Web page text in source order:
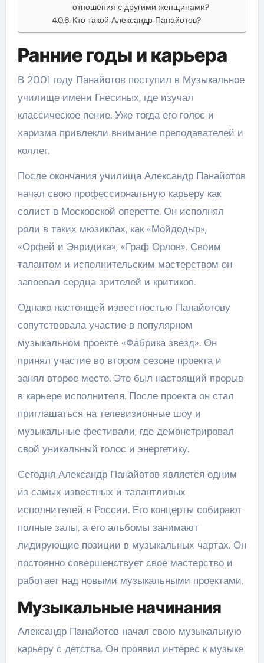
отношения с другими женщинами?
Кто такой Александр Панайотов?
Ранние годы и карьера
В 2001 году Панайотов поступил в Музыкальное
училище имени Гнесиных, где изучал
классическое пение. Уже тогда его голос и
харизма привлекли внимание преподавателей и
коллег.
После окончания училища Александр Панайотов
начал свою профессиональную карьеру как
солист в Московской оперетте. Он исполнял
роли в таких мюзиклах, как «Мойдодыр»,
«Орфей и Эвридика», «Граф Орлов». Своим
талантом и исполнительским мастерством он
завоевал сердца зрителей и критиков.
Однако настоящей известностью Панайотову
сопутствовала участие в популярном
музыкальном проекте «Фабрика звезд». Он
принял участие во втором сезоне проекта и
занял второе место. Это был настоящий прорыв
в карьере исполнителя. После проекта он стал
приглашаться на телевизионные шоу и
музыкальные фестивали, где демонстрировал
свой уникальный голос и энергетику.
Сегодня Александр Панайотов является одним
из самых известных и талантливых
исполнителей в России. Его концерты собирают
полные залы, а его альбомы занимают
лидирующие позиции в музыкальных чартах. Он
постоянно совершенствует свое мастерство и
работает над новыми музыкальными проектами.
Музыкальные начинания
Александр Панайотов начал свою музыкальную
карьеру с детства. Он проявил интерес к музыке